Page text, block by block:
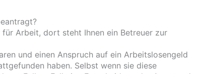
Arbeit, dort steht Ihnen ein Betreuer zur
und einen Anspruch auf ein Arbeitslosengeld
haben. Selbst wenn sie diese